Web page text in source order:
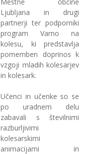
Ljubljana in drugi
partnerji ter podporniki
program Varno na
kolesu, ki predstavlja
pomemben doprinos k
vzgoji mladih kolesarjev
in kolesark.
Učenci in učenke so se
po uradnem delu
zabavali s številnimi
razburljivimi
kolesarskimi
animacijami in